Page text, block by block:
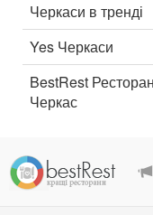
Черкаси в тренді
Yes Черкаси
BestRest
Черкас